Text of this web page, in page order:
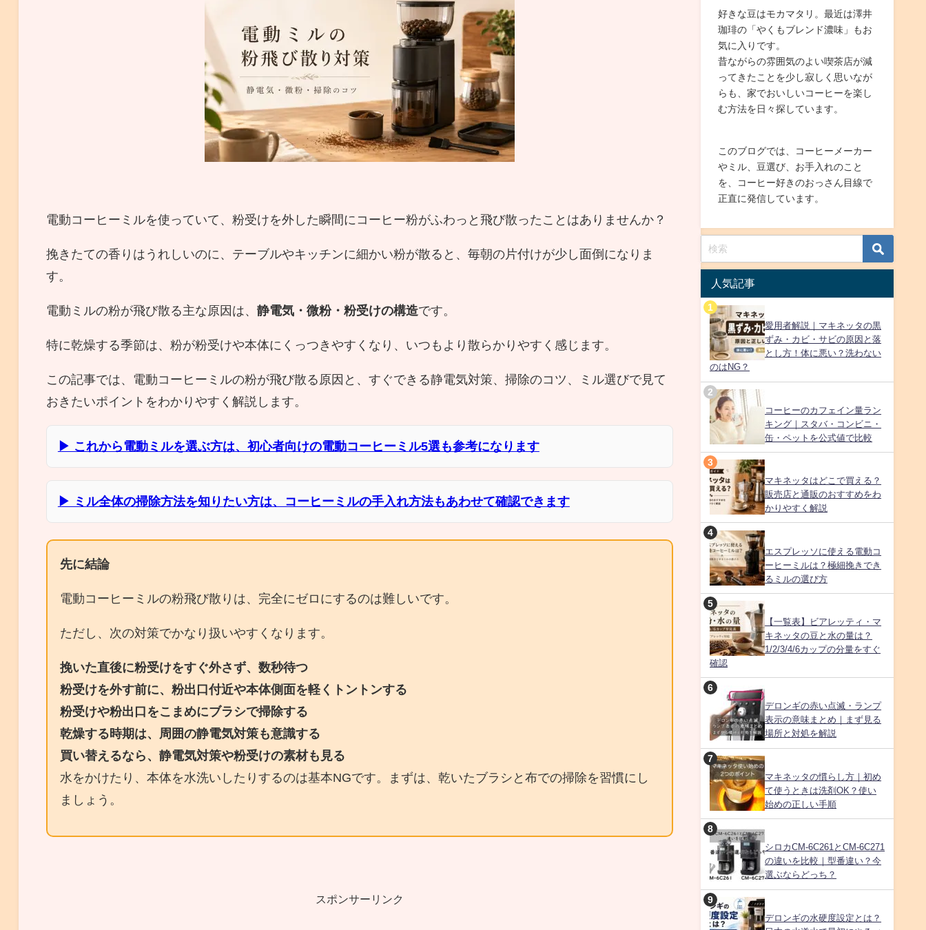
電動コーヒーミルを使っていて、粉受けを外した瞬間にコーヒー粉がふわっと飛び散ったことはありませんか？
挽きたての香りはうれしいのに、テーブルやキッチンに細かい粉が散ると、毎朝の片付けが少し面倒になりま
す。
電動ミルの粉が飛び散る主な原因は、 静電気・微粉・粉受けの構造です。
特に乾燥する季節は、粉が粉受けや本体にくっつきやすくなり、いつもより散らかりやすく感じます。
この記事では、電動コーヒーミルの粉が飛び散る原因と、すぐできる静電気対策、掃除のコツ、ミル選びで見て
おきたいポイントをわかりやすく解説します。
▶ これから電動ミルを選ぶ方は、初心者向けの電動コーヒーミル5選も参考になります
▶ ミル全体の掃除方法を知りたい方は、コーヒーミルの手入れ方法もあわせて確認できます
先に結論
電動コーヒーミルの粉飛び散りは、完全にゼロにするのは難しいです。
ただし、次の対策でかなり扱いやすくなります。
挽いた直後に粉受けをすぐ外さず、数秒待つ
粉受けを外す前に、粉出口付近や本体側面を軽くトントンする
粉受けや粉出口をこまめにブラシで掃除する
乾燥する時期は、周囲の静電気対策も意識する
買い替えるなら、静電気対策や粉受けの素材も見る
水をかけたり、本体を水洗いしたりするのは基本NGです。まずは、乾いたブラシと布での掃除を習慣にし
ましょう。
スポンサーリンク
好きな豆はモカマタリ。最近は澤井
珈琲の「やくもブレンド濃味」もお
気に入りです。
昔ながらの雰囲気のよい喫茶店が減
ってきたことを少し寂しく思いなが
らも、家でおいしいコーヒーを楽し
む方法を日々探しています。
このブログでは、コーヒーメーカー
やミル、豆選び、お手入れのこと
を、コーヒー好きのおっさん目線で
正直に発信しています。
人気記事
愛用者解説｜マキネッタの黒
ずみ・カビ・サビの原因と落
とし方！体に悪い？洗わない
のはNG？
コーヒーのカフェイン量ラン
キング｜スタバ・コンビニ・
缶・ペットを公式値で比較
マキネッタはどこで買える？
販売店と通販のおすすめをわ
かりやすく解説
エスプレッソに使える電動コ
ーヒーミルは？極細挽きでき
るミルの選び方
【一覧表】ビアレッティ・マ
キネッタの豆と水の量は？
1/2/3/4/6カップの分量をすぐ
確認
デロンギの赤い点滅・ランプ
表示の意味まとめ｜まず見る
場所と対処を解説
マキネッタの慣らし方｜初め
て使うときは洗剤OK？使い
始めの正しい手順
シロカCM-6C261とCM-6C271
の違いを比較｜型番違い？今
選ぶならどっち？
デロンギの水硬度設定とは？